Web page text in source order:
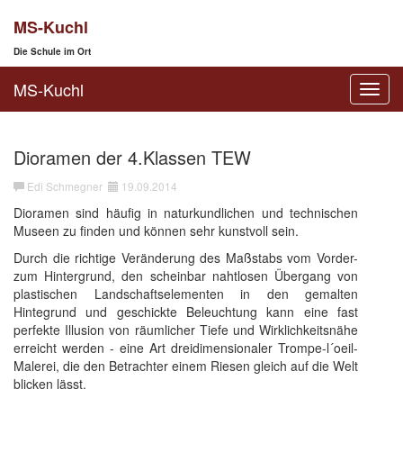
MS-Kuchl
Die Schule im Ort
MS-Kuchl
Dioramen der 4.Klassen TEW
Edi Schmegner 19.09.2014
Dioramen sind häufig in naturkundlichen und technischen
Museen zu finden und können sehr kunstvoll sein.
Durch die richtige Veränderung des Maßstabs vom Vorder-
zum Hintergrund, den scheinbar nahtlosen Übergang von
plastischen Landschaftselementen in den gemalten
Hintegrund und geschickte Beleuchtung kann eine fast
perfekte Illusion von räumlicher Tiefe und Wirklichkeitsnähe
erreicht werden - eine Art dreidimensionaler Trompe-l´oeil-
Malerei, die den Betrachter einem Riesen gleich auf die Welt
blicken lässt.